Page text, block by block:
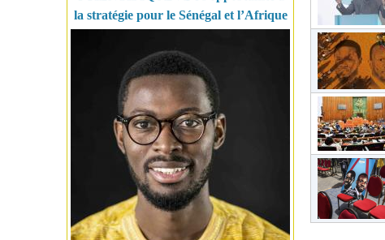
la stratégie pour le Sénégal et l’Afrique